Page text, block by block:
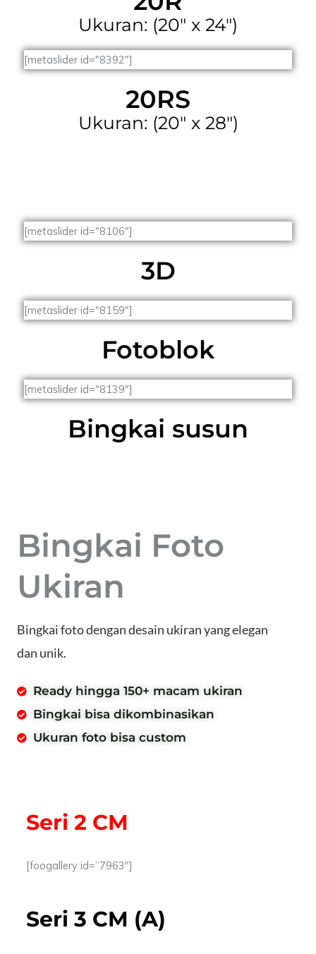
Ukuran: (20" x 24")
[metaslider id="8392"]
20RS
Ukuran: (20" x 28")
[metaslider id="8106"]
3D
[metaslider id="8159"]
Fotoblok
[metaslider id="8139"]
Bingkai susun
Bingkai Foto
Ukiran
Bingkai foto dengan desain ukiran yang elegan
dan unik.
Ready hingga 150+ macam ukiran
Bingkai bisa dikombinasikan
Ukuran foto bisa custom
Seri 2 CM
[foogallery id=”7963″]
Seri 3 CM (A)